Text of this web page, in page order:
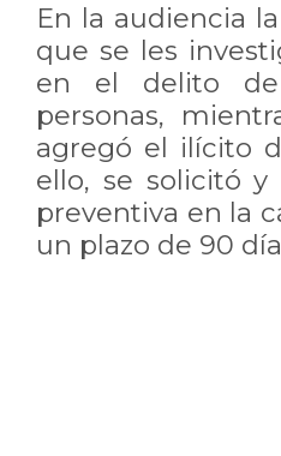
En la audiencia
que se les
en el delito de
personas,
agregó el ilícito
ello, se solicitó
preventiva en la
un plazo de 90